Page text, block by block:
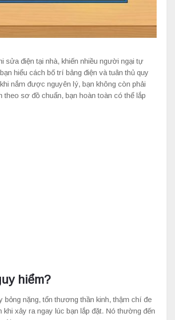
sửa điện tại nhà, khiến nhiều người ngại tự
hiểu cách bố trí bảng điện và tuân thủ quy
nắm được nguyên lý, bạn không còn phải
theo sơ đồ chuẩn, bạn hoàn toàn có thể lắp
hiểm?
bỏng nặng, tổn thương thần kinh, thậm chí đe
xảy ra ngay lúc bạn lắp đặt. Nó thường đến